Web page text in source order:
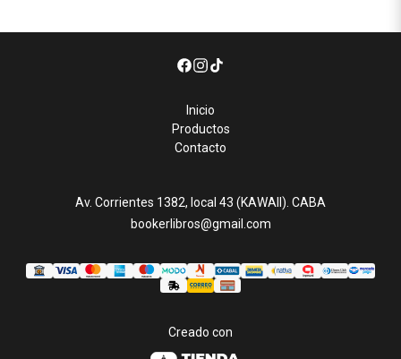
Inicio
Productos
Contacto
Av. Corrientes 1382, local 43 (KAWAII). CABA
bookerlibros@gmail.com
Creado con